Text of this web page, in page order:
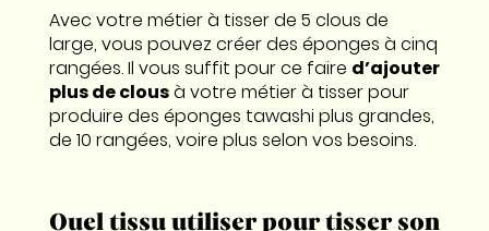
Avec votre métier à tisser de 5 clous de
large, vous pouvez créer des éponges à cinq
rangées. Il vous suffit pour ce faire d’ajouter
plus de clousà votre métier à tisser pour
produire des éponges tawashi plus grandes,
de 10 rangées, voire plus selon vos besoins.